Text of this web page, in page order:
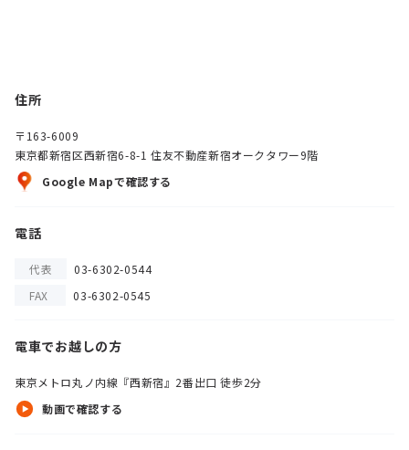
住所
〒163-6009
東京都新宿区西新宿6-8-1 住友不動産新宿オークタワー9階
Google Mapで確認する
電話
代表
03-6302-0544
FAX
03-6302-0545
電車でお越しの方
東京メトロ丸ノ内線『西新宿』2番出口 徒歩2分
動画で確認する